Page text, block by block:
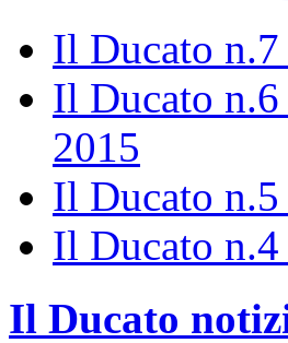
Il Ducato
Il Ducato
2015
Il Ducato
Il Ducato
Il Ducato